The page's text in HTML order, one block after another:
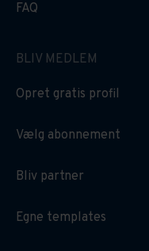
FAQ
BLIV MEDLEM
Opret gratis profil
Vælg abonnement
Bliv partner
Egne templates